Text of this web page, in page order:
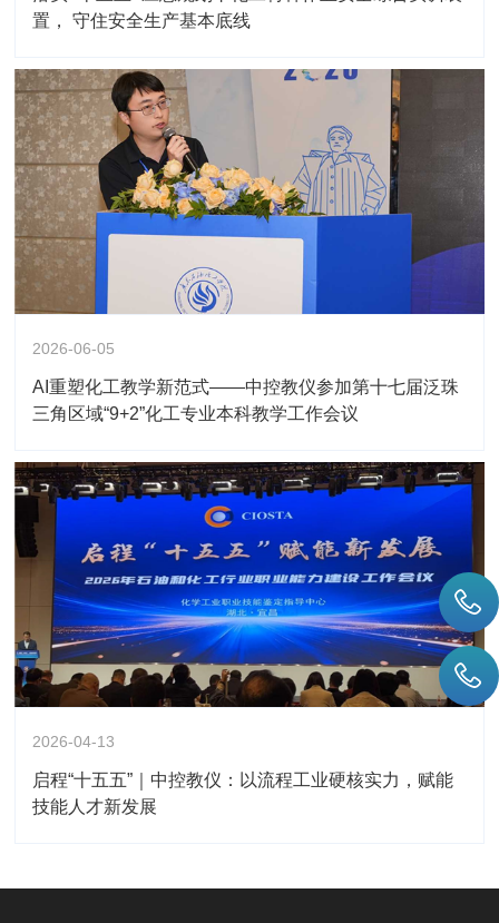
置， 守住安全生产基本底线
2026-06-05
AI重塑化工教学新范式——中控教仪参加第十七届泛珠
三角区域“9+2”化工专业本科教学工作会议
2026-04-13
启程“十五五”｜中控教仪：以流程工业硬核实力，赋能
技能人才新发展